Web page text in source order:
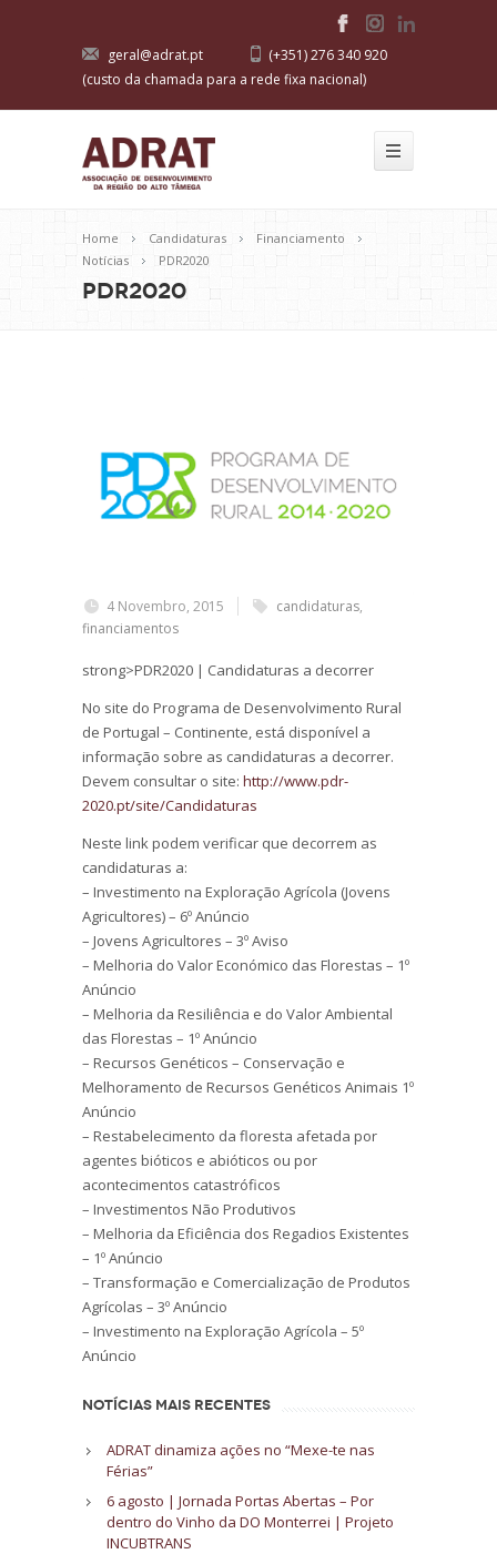
geral@adrat.pt
(+351) 276 340 920
(custo da chamada para a rede fixa nacional)
Home Candidaturas
Financiamento
Notícias
PDR2020
PDR2020
4 Novembro, 2015 candidaturas,
financiamentos
strong>PDR2020 | Candidaturas a decorrer
No site do Programa de Desenvolvimento Rural
de Portugal – Continente, está disponível a
informação sobre as candidaturas a decorrer.
Devem consultar o site: http://www.pdr-
2020.pt/site/Candidaturas
Neste link podem verificar que decorrem as
candidaturas a:
– Investimento na Exploração Agrícola (Jovens
Agricultores) – 6º Anúncio
– Jovens Agricultores – 3º Aviso
– Melhoria do Valor Económico das Florestas – 1º
Anúncio
– Melhoria da Resiliência e do Valor Ambiental
das Florestas – 1º Anúncio
– Recursos Genéticos – Conservação e
Melhoramento de Recursos Genéticos Animais 1º
Anúncio
– Restabelecimento da floresta afetada por
agentes bióticos e abióticos ou por
acontecimentos catastróficos
– Investimentos Não Produtivos
– Melhoria da Eficiência dos Regadios Existentes
– 1º Anúncio
– Transformação e Comercialização de Produtos
Agrícolas – 3º Anúncio
– Investimento na Exploração Agrícola – 5º
Anúncio
NOTÍCIAS MAIS RECENTES
ADRAT dinamiza ações no “Mexe-te nas
Férias”
6 agosto | Jornada Portas Abertas – Por
dentro do Vinho da DO Monterrei | Projeto
INCUBTRANS